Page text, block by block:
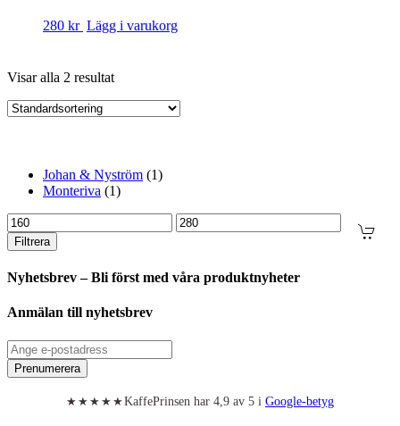
280 kr Lägg i varukorg
Visar alla 2 resultat
Johan & Nyström (1)
Monteriva (1)
Min
pris
Max
pris
Filtrera
Nyhetsbrev – Bli först med våra produktnyheter
Anmälan till nyhetsbrev
Prenumerera
★★★★★KaffePrinsen har 4,9 av 5 i Google-betyg